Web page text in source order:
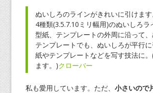
ぬいしろのラインがきれいに引けます
4種類(3.5.7.10ミリ幅用)のぬいしろラ
型紙、テンプレートの外周に沿って
テンプレートでも、ぬいしろが平行
紙やテンプレートなどを写す技法に
ます。)クローバー
私も愛用しています。ただ、 小さいので